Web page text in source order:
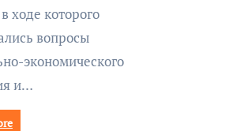
ходе которого
вопросы
экономического
и…